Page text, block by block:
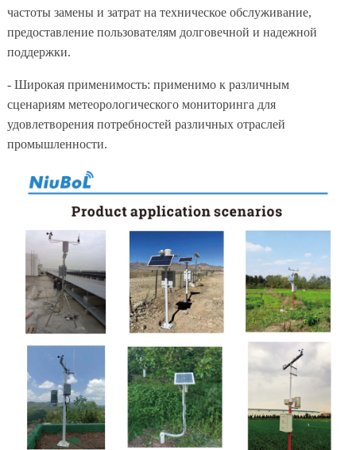
частоты замены и затрат на техническое обслуживание,
предоставление пользователям долговечной и надежной
поддержки.
- Широкая применимость: применимо к различным
сценариям метеорологического мониторинга для
удовлетворения потребностей различных отраслей
промышленности.